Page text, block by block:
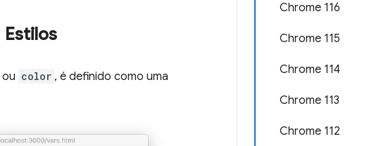
Chrome 116
Chrome 115
Chrome 114
Chrome 113
Chrome 112
Estilos
ou color , é definido como uma